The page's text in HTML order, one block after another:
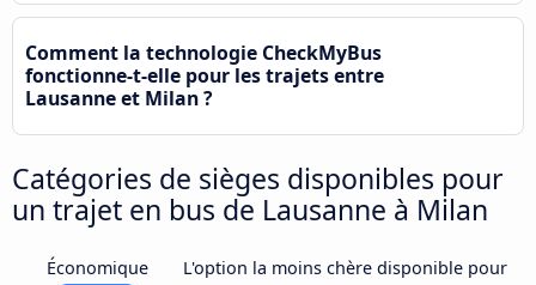
Comment la technologie CheckMyBus
fonctionne-t-elle pour les trajets entre
Lausanne et Milan ?
Catégories de sièges disponibles pour
un trajet en bus de Lausanne à Milan
Économique
L'option la moins chère disponible pour